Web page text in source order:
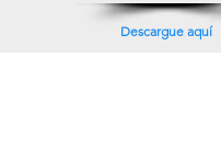
Descargue aquí